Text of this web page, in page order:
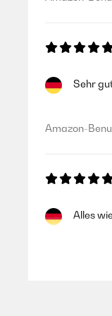
Sehr
Amazon-
Alles